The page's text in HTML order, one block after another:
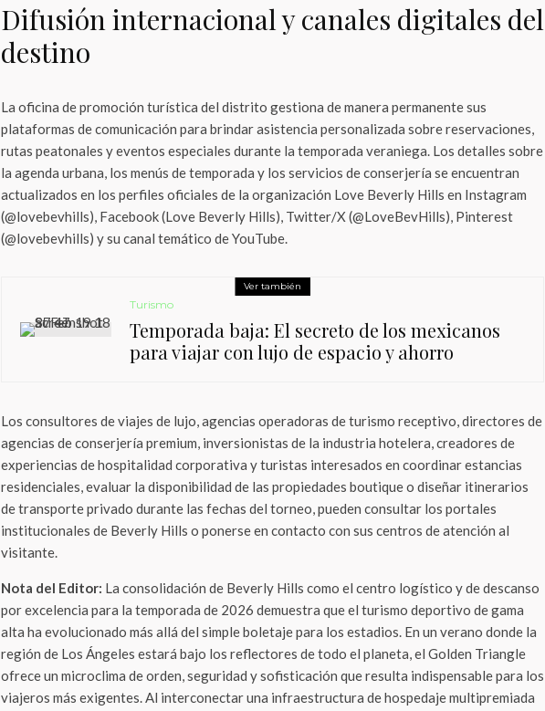
Difusión internacional y canales digitales del
destino
La oficina de promoción turística del distrito gestiona de manera permanente sus
plataformas de comunicación para brindar asistencia personalizada sobre reservaciones,
rutas peatonales y eventos especiales durante la temporada veraniega. Los detalles sobre
la agenda urbana, los menús de temporada y los servicios de conserjería se encuentran
actualizados en los perfiles oficiales de la organización Love Beverly Hills en Instagram
(@lovebevhills), Facebook (Love Beverly Hills), Twitter/X (@LoveBevHills), Pinterest
(@lovebevhills) y su canal temático de YouTube.
Ver también
Turismo
Temporada baja: El secreto de los mexicanos
para viajar con lujo de espacio y ahorro
Los consultores de viajes de lujo, agencias operadoras de turismo receptivo, directores de
agencias de conserjería premium, inversionistas de la industria hotelera, creadores de
experiencias de hospitalidad corporativa y turistas interesados en coordinar estancias
residenciales, evaluar la disponibilidad de las propiedades boutique o diseñar itinerarios
de transporte privado durante las fechas del torneo, pueden consultar los portales
institucionales de Beverly Hills o ponerse en contacto con sus centros de atención al
visitante.
Nota del Editor: La consolidación de Beverly Hills como el centro logístico y de descanso
por excelencia para la temporada de 2026 demuestra que el turismo deportivo de gama
alta ha evolucionado más allá del simple boletaje para los estadios. En un verano donde la
región de Los Ángeles estará bajo los reflectores de todo el planeta, el Golden Triangle
ofrece un microclima de orden, seguridad y sofisticación que resulta indispensable para los
viajeros más exigentes. Al interconectar una infraestructura de hospedaje multipremiada